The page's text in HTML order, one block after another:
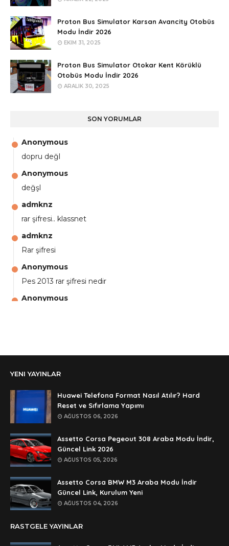
Proton Bus Simulator Karsan Avancity Otobüs
Modu İndir 2026
EKIM 31, 2025
Proton Bus Simulator Otokar Kent Körüklü
Otobüs Modu İndir 2026
ARALIK 30, 2025
SON YORUMLAR
Anonymous
dopru değl
Anonymous
değşl
admknz
rar şifresi.. klassnet
admknz
Rar şifresi
Anonymous
Pes 2013 rar şifresi nedir
Anonymous
şifre ?
Anonymous
şifre ögrenebilirmiyim
Anonymous
🥰🥰🥰
Anonymous
dedezıplatan31 beğend👌
Anonymous
rar dosyasının şifresi nedir
YENI YAYINLAR
Huawei Telefona Format Nasıl Atılır? Hard
Reset ve Sıfırlama Yapımı
AĞUSTOS 06, 2026
Assetto Corsa Pegeout 308 Araba Modu İndir,
Güncel Link 2026
AĞUSTOS 05, 2026
Assetto Corsa BMW M3 Araba Modu İndir
Güncel Link, Kurulum Yeni
AĞUSTOS 04, 2026
RASTGELE YAYINLAR